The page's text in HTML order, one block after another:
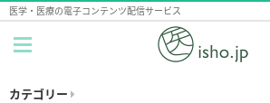
医学・医療の電子コンテンツ配信サービス
カテゴリー